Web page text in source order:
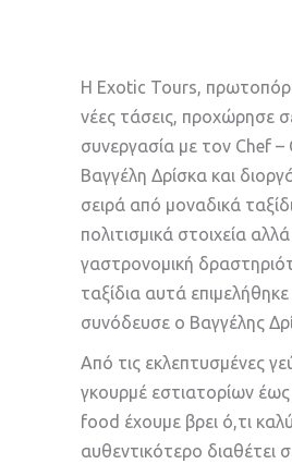
Η Exotic Tours,
νέες τάσεις, προχώρησε
συνεργασία με τον Chef
Βαγγέλη Δρίσκα και
σειρά από μοναδικά
πολιτισμικά στοιχεία
γαστρονομική
ταξίδια αυτά επιμελήθηκε
συνόδευσε ο Βαγγέλης
Από τις εκλεπτυσμένες
γκουρμέ εστιατορίων
food έχουμε βρει ό,τι
αυθεντικότερο διαθέτει